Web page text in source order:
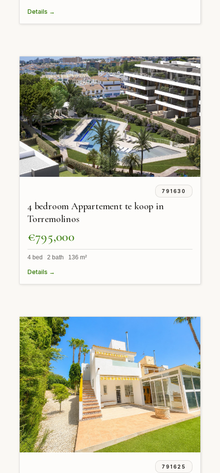
Details →
791630
4 bedroom Appartement te koop in
Torremolinos
€795,000
4 bed 2 bath 136 m²
Details →
791625